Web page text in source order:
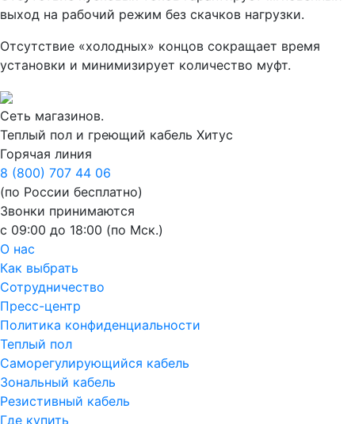
выход на рабочий режим без скачков нагрузки.
Отсутствие «холодных» концов сокращает время
установки и минимизирует количество муфт.
Сеть магазинов.
Теплый пол и греющий кабель Хитус
Горячая линия
8 (800) 707 44 06
(по России бесплатно)
Звонки принимаются
с 09:00 до 18:00 (по Мск.)
О нас
Как выбрать
Сотрудничество
Пресс-центр
Политика конфиденциальности
Теплый пол
Саморегулирующийся кабель
Зональный кабель
Резистивный кабель
Где купить